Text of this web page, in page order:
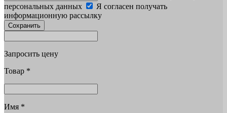
персональных данных
Я согласен получать
информационную рассылку
Сохранить
Запросить цену
Товар *
Имя *